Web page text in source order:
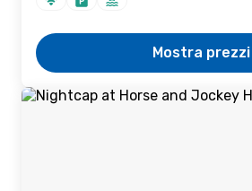
Mostra prezzi